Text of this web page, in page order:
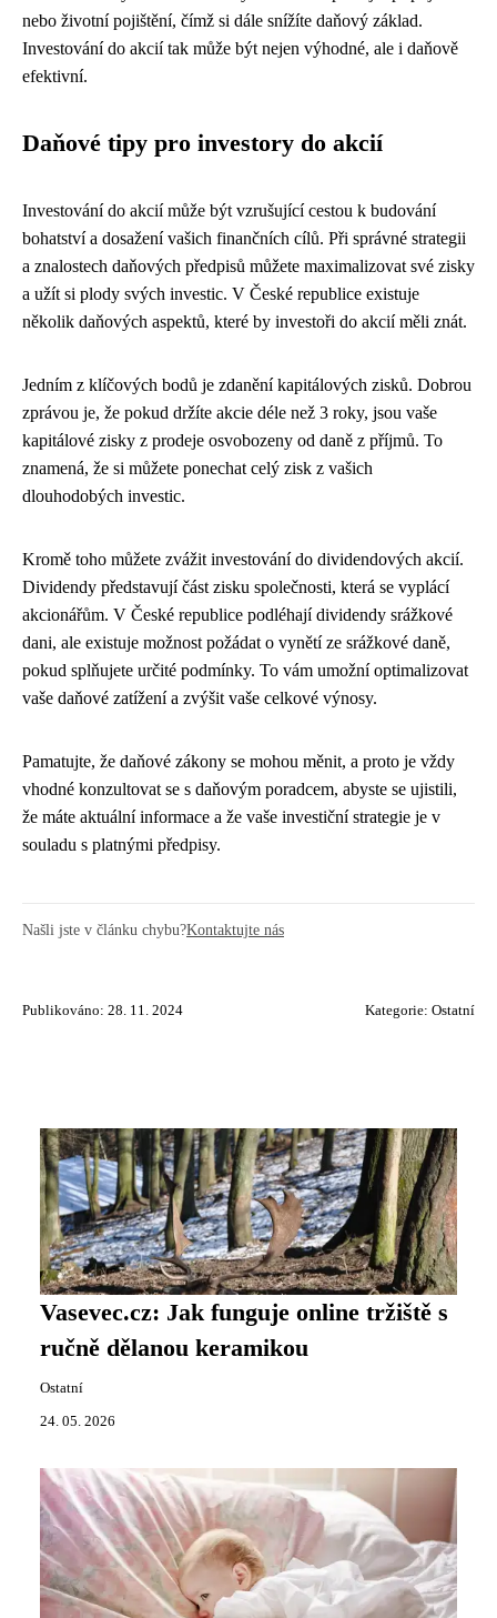
nebo životní pojištění, čímž si dále snížíte daňový základ.
Investování do akcií tak může být nejen výhodné, ale i daňově
efektivní.
Daňové tipy pro investory do akcií
Investování do akcií může být vzrušující cestou k budování
bohatství a dosažení vašich finančních cílů. Při správné strategii
a znalostech daňových předpisů můžete maximalizovat své zisky
a užít si plody svých investic. V České republice existuje
několik daňových aspektů, které by investoři do akcií měli znát.
Jedním z klíčových bodů je zdanění kapitálových zisků. Dobrou
zprávou je, že pokud držíte akcie déle než 3 roky, jsou vaše
kapitálové zisky z prodeje osvobozeny od daně z příjmů. To
znamená, že si můžete ponechat celý zisk z vašich
dlouhodobých investic.
Kromě toho můžete zvážit investování do dividendových akcií.
Dividendy představují část zisku společnosti, která se vyplácí
akcionářům. V České republice podléhají dividendy srážkové
dani, ale existuje možnost požádat o vynětí ze srážkové daně,
pokud splňujete určité podmínky. To vám umožní optimalizovat
vaše daňové zatížení a zvýšit vaše celkové výnosy.
Pamatujte, že daňové zákony se mohou měnit, a proto je vždy
vhodné konzultovat se s daňovým poradcem, abyste se ujistili,
že máte aktuální informace a že vaše investiční strategie je v
souladu s platnými předpisy.
Našli jste v článku chybu?Kontaktujte nás
Publikováno: 28. 11. 2024 Kategorie: Ostatní
Vasevec.cz: Jak funguje online tržiště s
ručně dělanou keramikou
Ostatní
24. 05. 2026